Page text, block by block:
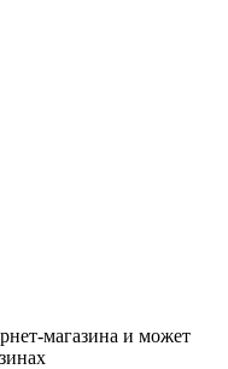
магазина и может